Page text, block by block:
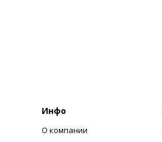
Инфо
О компании